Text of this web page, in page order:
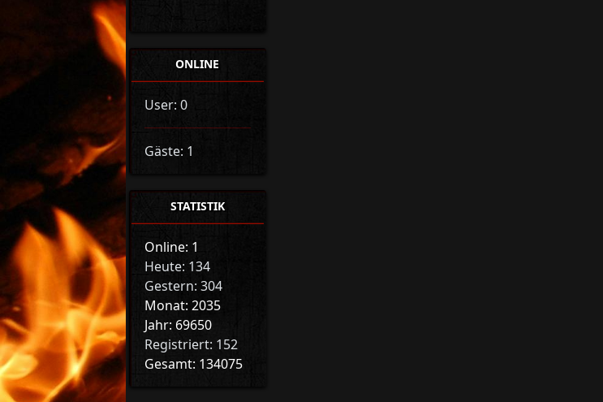
ONLINE
User: 0
Gäste: 1
STATISTIK
Online: 1
Heute: 134
Gestern: 304
Monat: 2035
Jahr: 69650
Registriert: 152
Gesamt: 134075